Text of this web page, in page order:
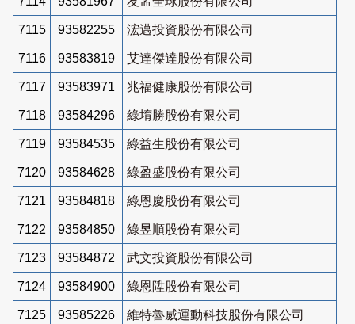
7115 93582255 浤邁投資股份有限公司
7116 93583819 艾達傑達股份有限公司
7117 93583971 兆福健康股份有限公司
7118 93584296 綠堉勝股份有限公司
7119 93584535 綠益生股份有限公司
7120 93584628 綠盈盛股份有限公司
7121 93584818 綠恩慶股份有限公司
7122 93584850 綠昱順股份有限公司
7123 93584872 武文投資股份有限公司
7124 93584900 綠恩陞股份有限公司
7125 93585226 維特魯威運動科技股份有限公司